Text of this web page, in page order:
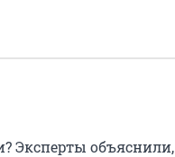
Эксперты объяснили,